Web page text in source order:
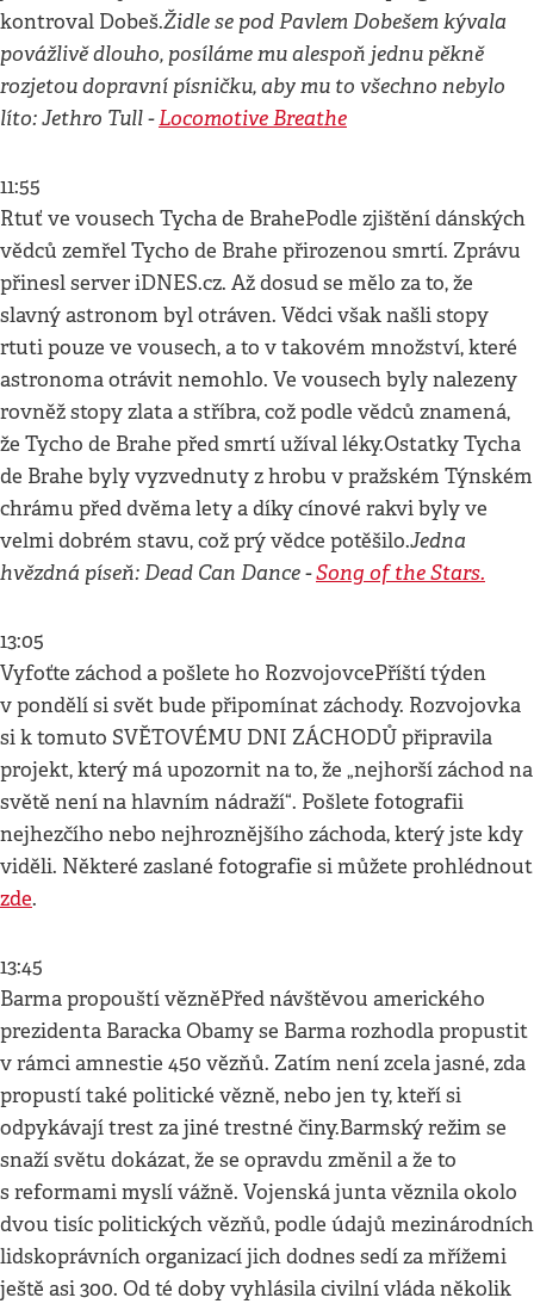
kontroval Dobeš.Židle se pod Pavlem Dobešem kývala
povážlivě dlouho, posíláme mu alespoň jednu pěkně
rozjetou dopravní písničku, aby mu to všechno nebylo
líto: Jethro Tull -Locomotive Breathe
11:55
Rtuť ve vousech Tycha de BrahePodle zjištění dánských
vědců zemřel Tycho de Brahe přirozenou smrtí. Zprávu
přinesl server iDNES.cz. Až dosud se mělo za to, že
slavný astronom byl otráven. Vědci však našli stopy
rtuti pouze ve vousech, a to v takovém množství, které
astronoma otrávit nemohlo. Ve vousech byly nalezeny
rovněž stopy zlata a stříbra, což podle vědců znamená,
že Tycho de Brahe před smrtí užíval léky.Ostatky Tycha
de Brahe byly vyzvednuty z hrobu v pražském Týnském
chrámu před dvěma lety a díky cínové rakvi byly ve
velmi dobrém stavu, což prý vědce potěšilo.Jedna
hvězdná píseň: Dead Can Dance -Song of the Stars.
13:05
Vyfoťte záchod a pošlete ho RozvojovcePříští týden
v pondělí si svět bude připomínat záchody. Rozvojovka
si k tomuto SVĚTOVÉMU DNI ZÁCHODŮ připravila
projekt, který má upozornit na to, že „nejhorší záchod na
světě není na hlavním nádraží“. Pošlete fotografii
nejhezčího nebo nejhroznějšího záchoda, který jste kdy
viděli. Některé zaslané fotografie si můžete prohlédnout
zde.
13:45
Barma propouští vězněPřed návštěvou amerického
prezidenta Baracka Obamy se Barma rozhodla propustit
v rámci amnestie 450 vězňů. Zatím není zcela jasné, zda
propustí také politické vězně, nebo jen ty, kteří si
odpykávají trest za jiné trestné činy.Barmský režim se
snaží světu dokázat, že se opravdu změnil a že to
s reformami myslí vážně. Vojenská junta věznila okolo
dvou tisíc politických vězňů, podle údajů mezinárodních
lidskoprávních organizací jich dodnes sedí za mřížemi
ještě asi 300. Od té doby vyhlásila civilní vláda několik